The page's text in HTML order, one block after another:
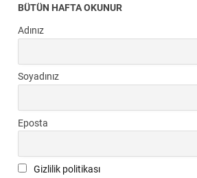
BÜTÜN HAFTA OKUNUR
Adınız
Soyadınız
Eposta
Gizlilik politikası